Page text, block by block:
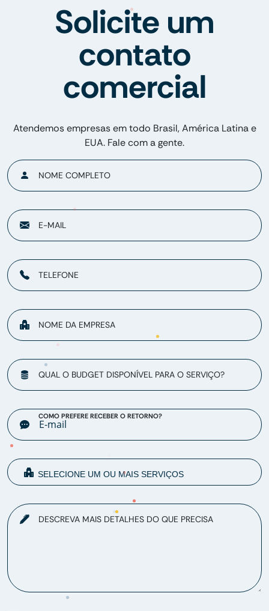
Solicite um
contato
comercial
Atendemos empresas em todo Brasil, América Latina e
EUA. Fale com a gente.
NOME COMPLETO
E-MAIL
TELEFONE
NOME DA EMPRESA
QUAL O BUDGET DISPONÍVEL PARA O SERVIÇO?
COMO PREFERE RECEBER O RETORNO?
DESCREVA MAIS DETALHES DO QUE PRECISA